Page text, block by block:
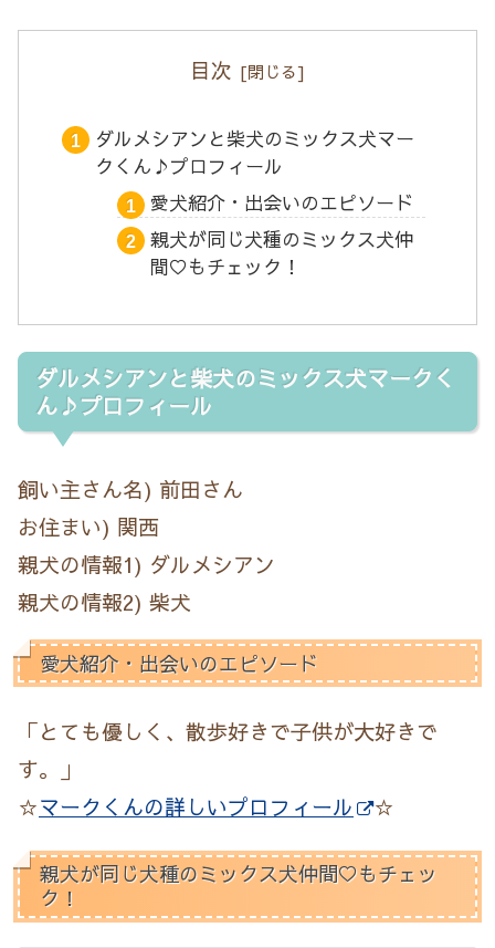
目次
ダルメシアンと柴犬のミックス犬マー
クくん♪プロフィール
愛犬紹介・出会いのエピソード
親犬が同じ犬種のミックス犬仲
間♡もチェック！
ダルメシアンと柴犬のミックス犬マークく
ん♪プロフィール
飼い主さん名) 前田さん
お住まい) 関西
親犬の情報1) ダルメシアン
親犬の情報2) 柴犬
愛犬紹介・出会いのエピソード
「とても優しく、散歩好きで子供が大好きで
す。」
☆マークくんの詳しいプロフィール ☆
親犬が同じ犬種のミックス犬仲間♡もチェッ
ク！